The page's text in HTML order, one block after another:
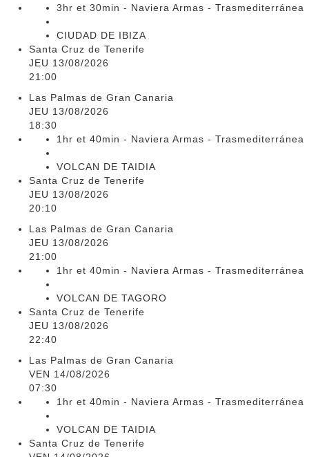
3hr et 30min - Naviera Armas - Trasmediterránea
CIUDAD DE IBIZA
Santa Cruz de Tenerife
JEU 13/08/2026
21:00
Las Palmas de Gran Canaria
JEU 13/08/2026
18:30
1hr et 40min - Naviera Armas - Trasmediterránea
VOLCAN DE TAIDIA
Santa Cruz de Tenerife
JEU 13/08/2026
20:10
Las Palmas de Gran Canaria
JEU 13/08/2026
21:00
1hr et 40min - Naviera Armas - Trasmediterránea
VOLCAN DE TAGORO
Santa Cruz de Tenerife
JEU 13/08/2026
22:40
Las Palmas de Gran Canaria
VEN 14/08/2026
07:30
1hr et 40min - Naviera Armas - Trasmediterránea
VOLCAN DE TAIDIA
Santa Cruz de Tenerife